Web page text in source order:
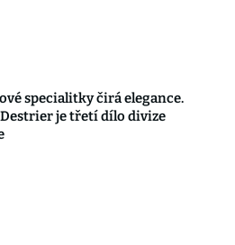
specialitky čirá elegance.
je třetí dílo divize